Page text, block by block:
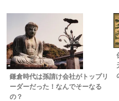
鎌倉時代は孫請け会社がトップリ
ーダーだった！なんでそーなる
の？